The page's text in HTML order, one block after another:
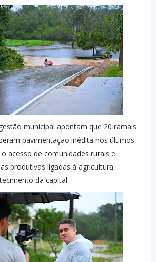
municipal apontam que 20 ramais
pavimentação inédita nos últimos
acesso de comunidades rurais e
produtivas ligadas à agricultura,
da capital.